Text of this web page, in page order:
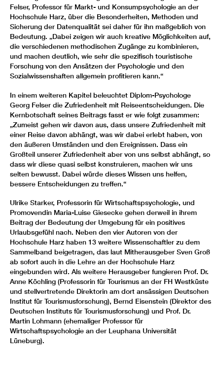
Felser, Professor für Markt- und Konsumpsychologie an der
Hochschule Harz, über die Besonderheiten, Methoden und
Sicherung der Datenqualität sei daher für ihn maßgeblich von
Bedeutung. „Dabei zeigen wir auch kreative Möglichkeiten auf,
die verschiedenen methodischen Zugänge zu kombinieren,
und machen deutlich, wie sehr die spezifisch touristische
Forschung von den Ansätzen der Psychologie und den
Sozialwissenshaften allgemein profitieren kann.“
In einem weiteren Kapitel beleuchtet Diplom-Psychologe
Georg Felser die Zufriedenheit mit Reiseentscheidungen. Die
Kernbotschaft seines Beitrags fasst er wie folgt zusammen:
„Zumeist gehen wir davon aus, dass unsere Zufriedenheit mit
einer Reise davon abhängt, was wir dabei erlebt haben, von
den äußeren Umständen und den Ereignissen. Dass ein
Großteil unserer Zufriedenheit aber von uns selbst abhängt, so
dass wir diese quasi selbst konstruieren, machen wir uns
selten bewusst. Dabei würde dieses Wissen uns helfen,
bessere Entscheidungen zu treffen.“
Ulrike Starker, Professorin für Wirtschaftspsychologie, und
Promovendin Maria-Luise Giesecke gehen derweil in ihrem
Beitrag der Bedeutung der Umgebung für ein positives
Urlaubsgefühl nach. Neben den vier Autoren von der
Hochschule Harz haben 13 weitere Wissenschaftler zu dem
Sammelband beigetragen, das laut Mitherausgeber Sven Groß
ab sofort auch in die Lehre an der Hochschule Harz
eingebunden wird. Als weitere Herausgeber fungieren Prof. Dr.
Anne Köchling (Professorin für Tourismus an der FH Westküste
und stellvertretende Direktorin am dort ansässigen Deutschen
Institut für Tourismusforschung), Bernd Eisenstein (Direktor des
Deutschen Instituts für Tourismusforschung) und Prof. Dr.
Martin Lohmann (ehemaliger Professor für
Wirtschaftspsychologie an der Leuphana Universität
Lüneburg).